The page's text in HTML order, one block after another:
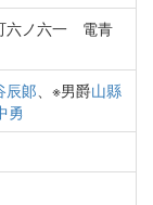
六ノ六一 電青
辰郞、※男爵山縣
勇